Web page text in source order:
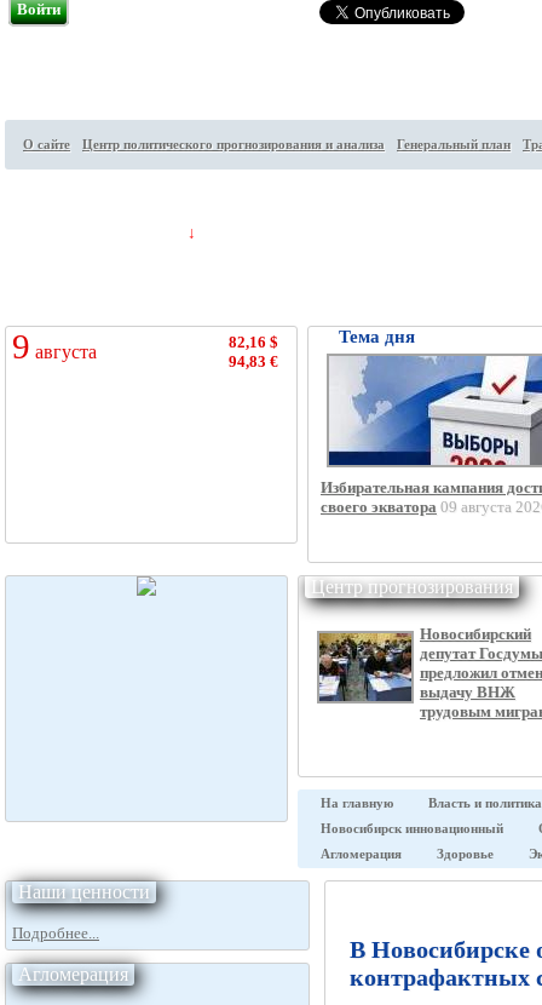
Войти
О сайте Центр политического прогнозирования и анализа Генеральный план
↓
9 августа
82,16 $
94,83 €
Тема дня
Избирательная кампания
своего экватора 09 августа
Центр прогнозирования
Новосибирский
депутат Госдумы
предложил
выдачу ВНЖ
трудовым
На главную
Власть и политика
Новосибирск инновационный
Агломерация
Здоровье
Наши ценности
Подробнее...
Агломерация
В Новосибирске
контрафактных